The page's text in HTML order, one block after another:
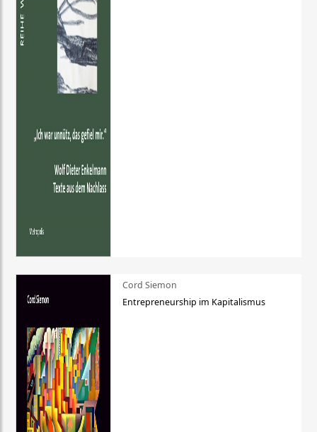
Cord Siemon
Entrepreneurship im Kapitalismus